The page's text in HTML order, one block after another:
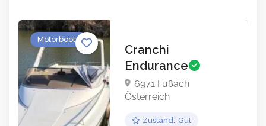
Motorboote
Cranchi
Endurance
6971 Fußach
Österreich
Gut
Zustand